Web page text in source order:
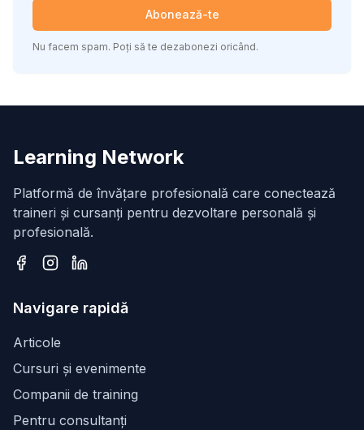
Abonează-te
Nu facem spam. Poți să te dezabonezi oricând.
Learning Network
Platformă de învățare profesională care conectează
traineri și cursanți pentru dezvoltare personală și
profesională.
Navigare rapidă
Articole
Cursuri și evenimente
Companii de training
Pentru consultanți